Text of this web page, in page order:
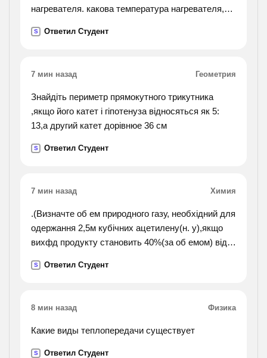
нагревателя. какова температура нагревателя,
S Ответил Студент
7 мин назад Геометрия
Знайдіть периметр прямокутного трикутника
,якщо його катет і гіпотенуза відносяться як 5:
13,а другий катет дорівнюе 36 см
S Ответил Студент
7 мин назад Химия
.(Визначте об ем природного газу, необхідний для
одержання 2,5м кубічних ацетилену(н. у),якщо
вихфд продукту становить 40%(за об емом) від
природному газі становить 95%).
S Ответил Студент
8 мин назад Физика
Какие виды теплопередачи существует
S Ответил Студент